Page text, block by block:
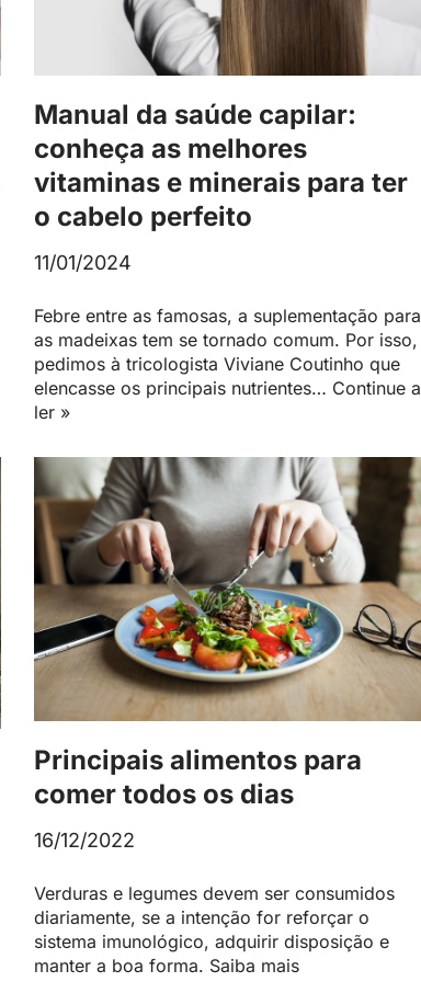
Manual da saúde capilar:
conheça as melhores
vitaminas e minerais para ter
o cabelo perfeito
11/01/2024
Febre entre as famosas, a suplementação para
as madeixas tem se tornado comum. Por isso,
pedimos à tricologista Viviane Coutinho que
elencasse os principais nutrientes… Continue a
ler »
Principais alimentos para
comer todos os dias
16/12/2022
Verduras e legumes devem ser consumidos
diariamente, se a intenção for reforçar o
sistema imunológico, adquirir disposição e
manter a boa forma. Saiba mais